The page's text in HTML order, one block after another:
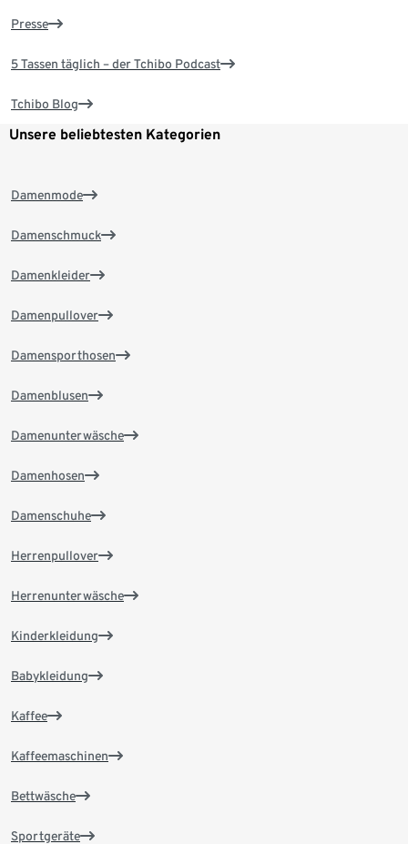
Presse
5 Tassen täglich – der Tchibo Podcast
Tchibo Blog
Unsere beliebtesten Kategorien
Damenmode
Damenschmuck
Damenkleider
Damenpullover
Damensporthosen
Damenblusen
Damenunterwäsche
Damenhosen
Damenschuhe
Herrenpullover
Herrenunterwäsche
Kinderkleidung
Babykleidung
Kaffee
Kaffeemaschinen
Bettwäsche
Sportgeräte